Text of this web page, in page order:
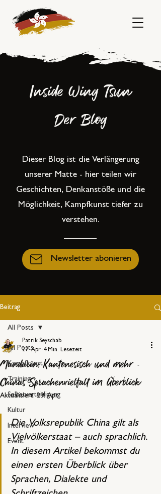
Inside Wing Tsun
Der Blog
Dieser Blog ist die Verlängerung
unserer Matte - hier teilen wir
Geschichten, Denkanstöße und die
Möglichkeit, Kampfkunst tiefer zu
verstehen.
Newsletter abonieren
Beitrag
All Posts
Kampfkunst
Training
Selbstverteidigung
Kultur
Interview
Event
All Posts
Mandarin, Kantonesisch und mehr -
Chinas Sprachenvielfalt im Überblick
Patrik Seyschab
27. Apr. 4 Min. Lesezeit
Aktualisiert:29. Apr.
Die Volksrepublik China gilt als
Vielvölkerstaat – auch sprachlich.
In diesem Artikel bekommst du
einen ersten Überblick über
Sprachen, Dialekte und